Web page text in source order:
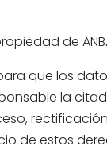
de
los datos
la
de estos